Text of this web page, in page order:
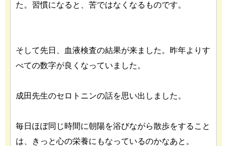
た。習慣になると、苦ではなくなるものです。
そして先日、血液検査の結果が来ました。昨年よりす
べての数字が良くなっていました。
成田先生のセロトニンの話を思い出しました。
毎日ほぼ同じ時間に朝陽を浴びながら散歩をすること
は、きっと心の栄養にもなっているのかなあと。